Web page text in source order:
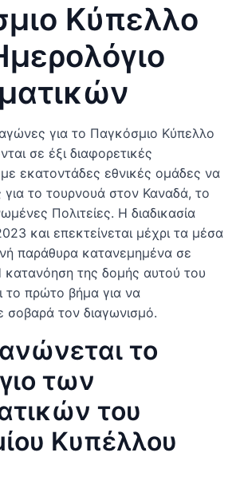
Κύπελλο
αγώνες για το Παγκόσμιο Κύπελλο
σε έξι διαφορετικές
εκατοντάδες εθνικές ομάδες να
για το τουρνουά στον Καναδά, το
Πολιτείες. Η διαδικασία
και επεκτείνεται μέχρι τα μέσα
παράθυρα κατανεμημένα σε
της δομής αυτού του
το πρώτο βήμα για να
σοβαρά τον διαγωνισμό.
το
των
του
Κυπέλλου